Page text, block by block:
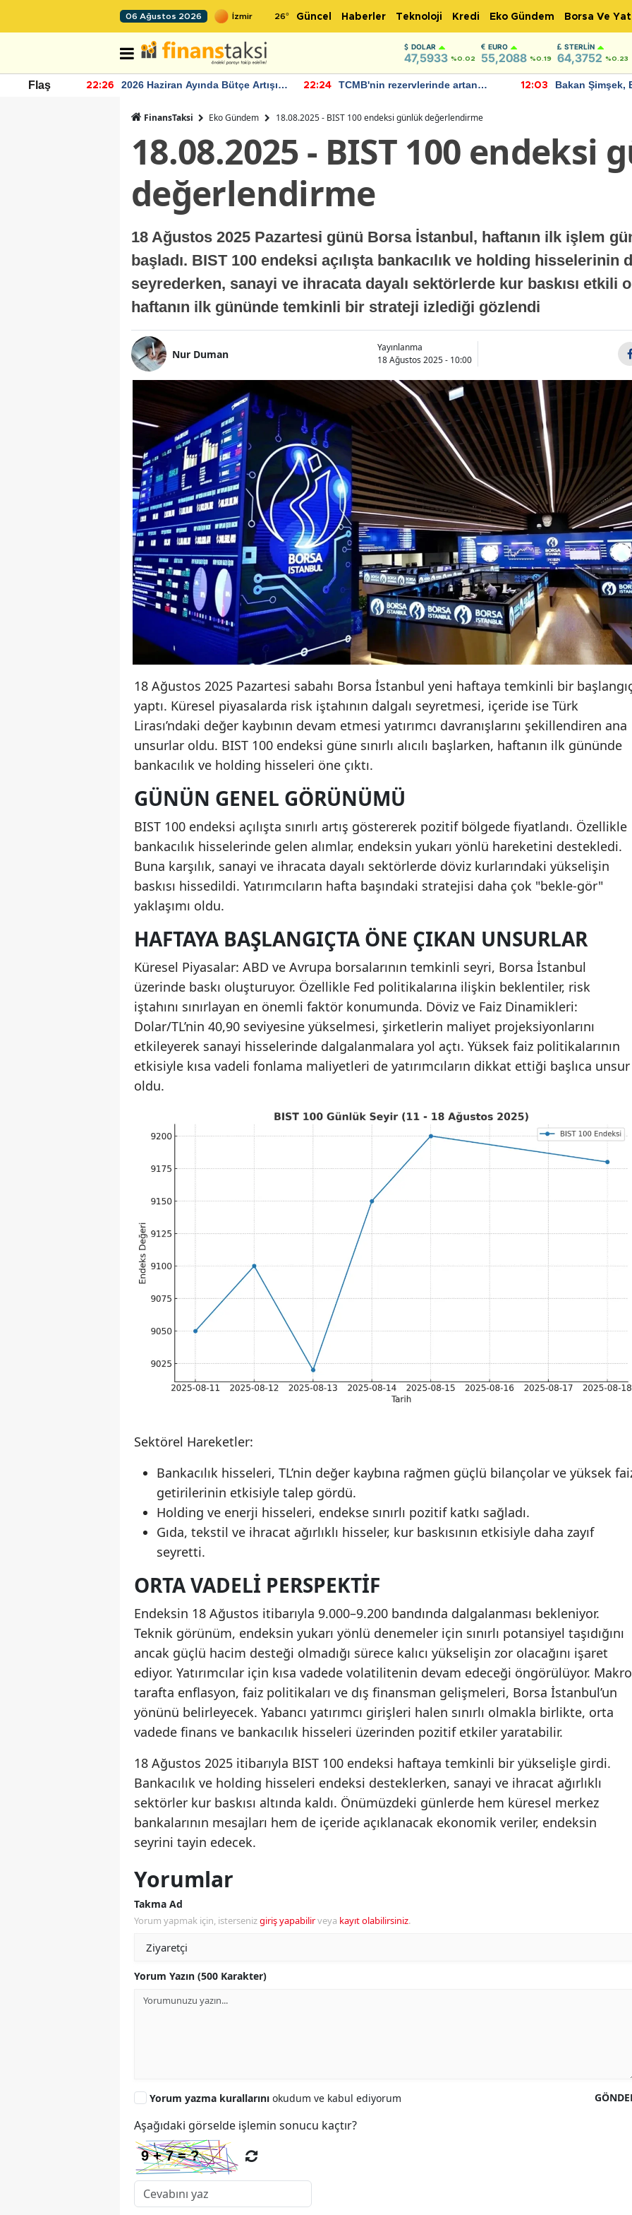
06 Ağustos 2026 26° Güncel Haberler Teknoloji Kredi Eko Gündem Borsa Ve
DOLAR
47,5933 %0.02
EURO
55,2088 %0.19
STERLIN
64,3752 %0.23
Flaş 22:26
2026 Haziran Ayında Bütçe Artışı
22:24
TCMB'nin rezervlerinde artan
12:03
Bakan Şimşek,
FinansTaksi Eko Gündem 18.08.2025 - BIST 100 endeksi günlük değerlendirme
18.08.2025 - BIST 100 endeksi
değerlendirme
18 Ağustos 2025 Pazartesi günü Borsa İstanbul, haftanın ilk işlem
başladı. BIST 100 endeksi açılışta bankacılık ve holding hisselerinin
seyrederken, sanayi ve ihracata dayalı sektörlerde kur baskısı etkili
haftanın ilk gününde temkinli bir strateji izlediği gözlendi
Nur Duman
Yayınlanma
18 Ağustos 2025 - 10:00
18 Ağustos 2025 Pazartesi sabahı Borsa İstanbul yeni haftaya temkinli bir
yaptı. Küresel piyasalarda risk iştahının dalgalı seyretmesi, içeride ise Türk
Lirası’ndaki değer kaybının devam etmesi yatırımcı davranışlarını şekillendiren ana
unsurlar oldu. BIST 100 endeksi güne sınırlı alıcılı başlarken, haftanın ilk gününde
bankacılık ve holding hisseleri öne çıktı.
GÜNÜN GENEL GÖRÜNÜMÜ
BIST 100 endeksi açılışta sınırlı artış göstererek pozitif bölgede fiyatlandı. Özellikle
bankacılık hisselerinde gelen alımlar, endeksin yukarı yönlü hareketini destekledi.
Buna karşılık, sanayi ve ihracata dayalı sektörlerde döviz kurlarındaki yükselişin
baskısı hissedildi. Yatırımcıların hafta başındaki stratejisi daha çok "bekle-gör"
yaklaşımı oldu.
HAFTAYA BAŞLANGIÇTA ÖNE ÇIKAN UNSURLAR
Küresel Piyasalar: ABD ve Avrupa borsalarının temkinli seyri, Borsa İstanbul
üzerinde baskı oluşturuyor. Özellikle Fed politikalarına ilişkin beklentiler, risk
iştahını sınırlayan en önemli faktör konumunda. Döviz ve Faiz Dinamikleri:
Dolar/TL’nin 40,90 seviyesine yükselmesi, şirketlerin maliyet projeksiyonlarını
etkileyerek sanayi hisselerinde dalgalanmalara yol açtı. Yüksek faiz politikalarının
etkisiyle kısa vadeli fonlama maliyetleri de yatırımcıların dikkat ettiği başlıca unsur
oldu.
Sektörel Hareketler:
Bankacılık hisseleri, TL’nin değer kaybına rağmen güçlü bilançolar ve yüksek
getirilerinin etkisiyle talep gördü.
Holding ve enerji hisseleri, endekse sınırlı pozitif katkı sağladı.
Gıda, tekstil ve ihracat ağırlıklı hisseler, kur baskısının etkisiyle daha zayıf
seyretti.
ORTA VADELI PERSPEKTIF
Endeksin 18 Ağustos itibarıyla 9.000–9.200 bandında dalgalanması bekleniyor.
Teknik görünüm, endeksin yukarı yönlü denemeler için sınırlı potansiyel taşıdığını
ancak güçlü hacim desteği olmadığı sürece kalıcı yükselişin zor olacağını işaret
ediyor. Yatırımcılar için kısa vadede volatilitenin devam edeceği öngörülüyor. Makro
tarafta enflasyon, faiz politikaları ve dış finansman gelişmeleri, Borsa İstanbul’un
yönünü belirleyecek. Yabancı yatırımcı girişleri halen sınırlı olmakla birlikte, orta
vadede finans ve bankacılık hisseleri üzerinden pozitif etkiler yaratabilir.
18 Ağustos 2025 itibarıyla BIST 100 endeksi haftaya temkinli bir yükselişle girdi.
Bankacılık ve holding hisseleri endeksi desteklerken, sanayi ve ihracat ağırlıklı
sektörler kur baskısı altında kaldı. Önümüzdeki günlerde hem küresel merkez
bankalarının mesajları hem de içeride açıklanacak ekonomik veriler, endeksin
seyrini tayin edecek.
Yorumlar
Takma Ad
Yorum yapmak için, istersenizgiriş yapabilirveya kayıt olabilirsiniz.
Yorum Yazın (500 Karakter)
Yorum yazma kurallarını okudum ve kabul ediyorum
Aşağıdaki görselde işlemin sonucu kaçtır?